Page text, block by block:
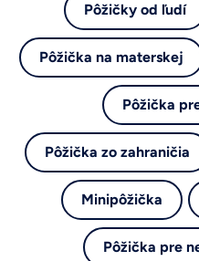
Pôžičky od ľudí
Pôžička na materskej
Pôžička
Pôžička zo zahraničia
Minipôžička
Pôžička pre